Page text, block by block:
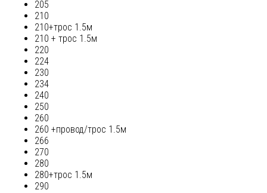
205
210
210+трос 1.5м
210 + трос 1.5м
220
224
230
234
240
250
260
260 +провод/трос 1.5м
266
270
280
280+трос 1.5м
290